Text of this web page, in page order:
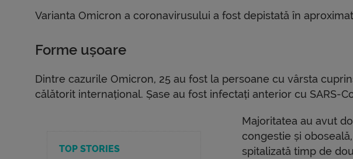
Varianta Omicron a coronavirusului a fost depistată în
Forme ușoare
Dintre cazurile Omicron, 25 au fost la persoane cu vârsta
călătorit internațional. Șase au fost infectați anterior cu SARS-
TOP STORIES
Majoritatea au avut
congestie și
spitalizată timp de